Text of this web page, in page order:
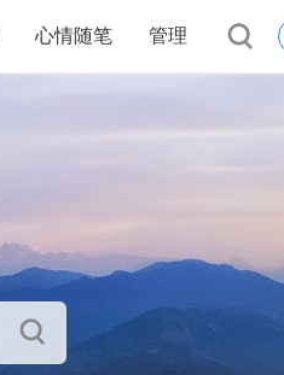
心情随笔 管理